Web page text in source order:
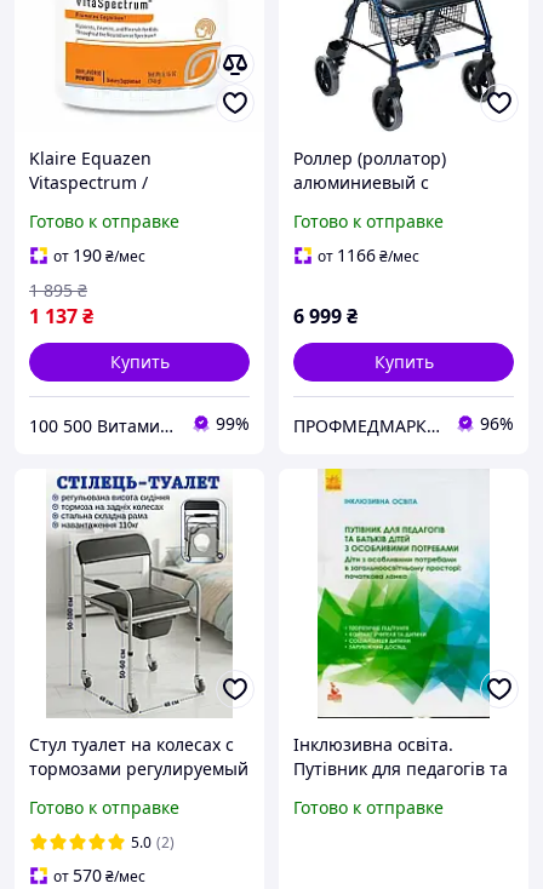
Klaire Equazen
Vitaspectrum /
мультивитамины для
детей с особыми
потребностями 146 г
Готово к отправке
от 190₴/мес
1 137₴
1 895 ₴
Купить
100 500 Витаминов 99%
Роллер (роллатор)
алюминиевый с
KQ-1018 ходунки на
колесах для инвалидов
Готово к отправке
от 1166₴/мес
6 999₴
Купить
ПРОФМЕДМАРКЕТ 96%
Стул туалет на колесах с
тормозами регулируемый
и пожилых людей 2в1
кресло-туалет с мягкой
накладкой сидень
Готово к отправке
5.0 (2)
от570₴/мес
Інклюзивна освіта.
Путівник для педагогів та
особливими
Готово к отправке